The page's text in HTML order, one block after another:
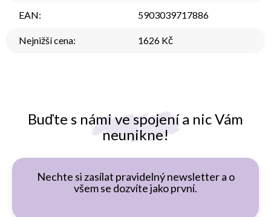
Buďte s námi ve spojení a nic Vám
neunikne!
Nechte si zasílat pravidelný newsletter a o
všem se dozvíte jako první.
EAN: 5903039717886
Nejnižší cena: 1626 Kč